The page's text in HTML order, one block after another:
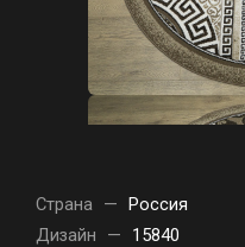
Страна — Россия
Дизайн
—
15840